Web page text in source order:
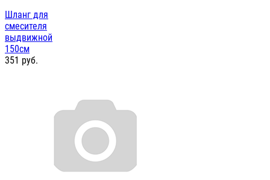
Шланг для
смесителя
выдвижной
150см
351 руб.